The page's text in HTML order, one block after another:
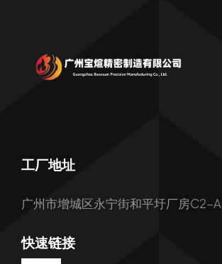
工厂地址
广州市增城区永宁街和平圩厂房C2-A
快速链接